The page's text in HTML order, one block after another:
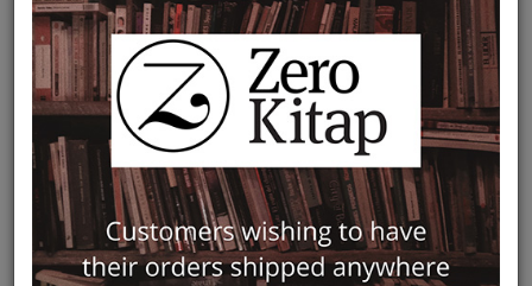
Sold Out Sold Out